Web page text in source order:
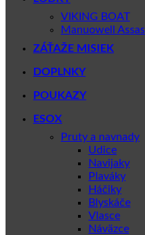
VIKING BOAT
Manuowell
ZÁŤAŽE MISIEK
DOPLNKY
POUKAZY
ESOX
Pruty a navnady
Udice
Navijaky
Plaváky
Háčiky
Blyskáče
Vlasce
Náväzce